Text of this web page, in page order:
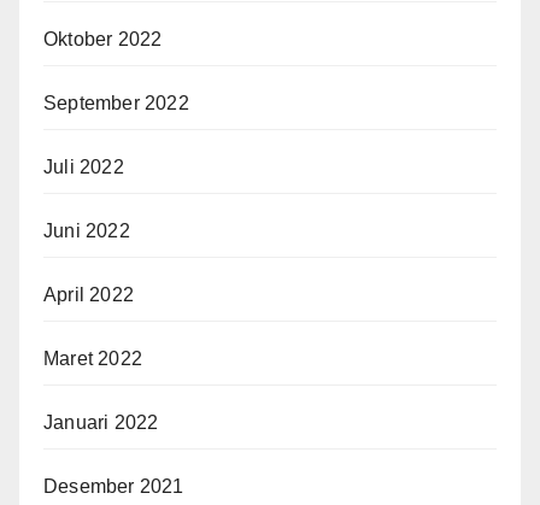
Oktober 2022
September 2022
Juli 2022
Juni 2022
April 2022
Maret 2022
Januari 2022
Desember 2021